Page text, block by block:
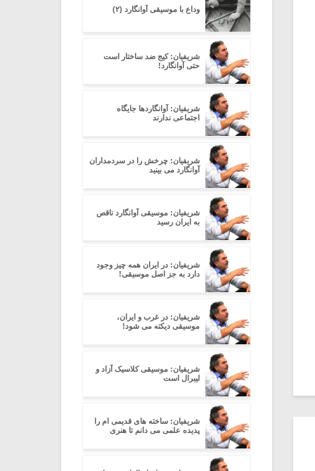
وداع با موسیقی آوانگارد (۲)
شریفیان: کیج ضد ساختار است
حتی آوانگارد!
شریفیان: آوانگاردها جایگاه
اجتماعی ندارند
شریفیان: چرخش را در سردمداران
آوانگارد می بینید
شریفیان: موسیقی آوانگارد ناقص
به ایران رسید
شریفیان: در ایران همه چیز وجود
دارد به جز اصل موسیقی!
شریفیان: در غرب و ایران،
موسیقی دیکته می شود!
شریفیان: موسیقی کلاسیک آزاد و
لیبرال است
شریفیان: ساخته های قدیمی ام را
پدیده علمی می دانم تا هنری